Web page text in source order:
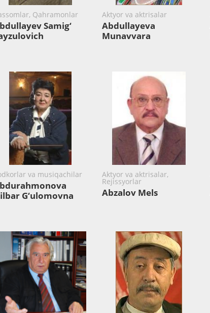
Qahramonlar
Samig‘
Aktyor va aktrisalar
Abdullayeva
Munavvara
va musiqachilar
G‘ulomovna
Aktyor va aktrisalar,
Rejissyorlar
Abzalov Mels